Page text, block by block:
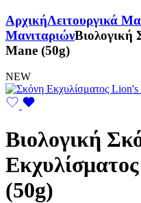
ΑρχικήΛειτουργικά
ΜανιταριώνΒιολογική
Mane (50g)
NEW
Βιολογική
(50g)